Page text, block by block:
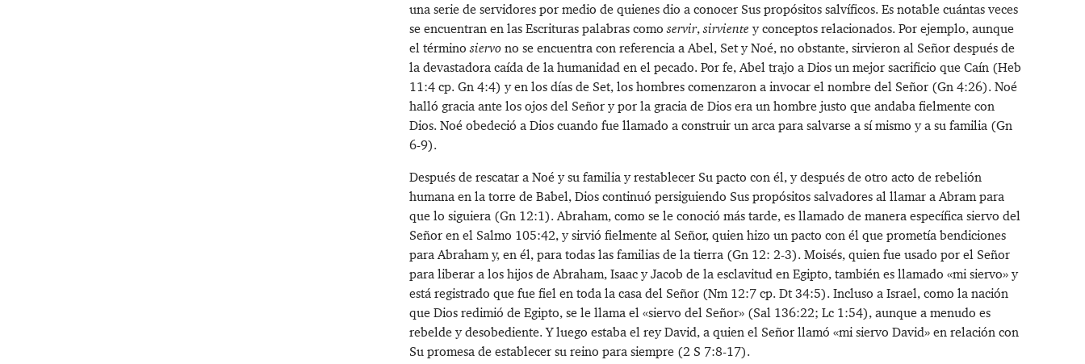
una serie de servidores por medio de quienes dio a conocer Sus propósitos salvíficos. Es notable cuántas veces
se encuentran en las Escrituras palabras comoservir,sirviente y conceptos relacionados. Por ejemplo, aunque
el términosiervono se encuentra con referencia a Abel, Set y Noé, no obstante, sirvieron al Señor después de
la devastadora caída de la humanidad en el pecado. Por fe, Abel trajo a Dios un mejor sacrificio que Caín (Heb
11:4cp. Gn 4:4) y en los días de Set, los hombres comenzaron a invocar el nombre del Señor (Gn 4:26). Noé
halló gracia ante los ojos del Señor y por la gracia de Dios era un hombre justo que andaba fielmente con
Dios. Noé obedeció a Dios cuando fue llamado a construir un arca para salvarse a sí mismo y a su familia (Gn
6-9).
Después de rescatar a Noé y su familia y restablecer Su pacto con él, y después de otro acto de rebelión
humana en la torre de Babel, Dios continuó persiguiendo Sus propósitos salvadores al llamar a Abram para
que lo siguiera (Gn 12:1). Abraham, como se le conoció más tarde, es llamado de manera específica siervo del
Señor en el Salmo 105:42, y sirvió fielmente al Señor, quien hizo un pacto con él que prometía bendiciones
para Abraham y, en él, para todas las familias de la tierra (Gn 12: 2-3). Moisés, quien fue usado por el Señor
para liberar a los hijos de Abraham, Isaac y Jacob de la esclavitud en Egipto, también es llamado «mi siervo» y
está registrado que fue fiel en toda la casa del Señor (Nm 12:7cp. Dt 34:5). Incluso a Israel, como la nación
que Dios redimió de Egipto, se le llama el «siervo del Señor» (Sal 136:22; Lc 1:54), aunque a menudo es
rebelde y desobediente. Y luego estaba el rey David, a quien el Señor llamó «mi siervo David» en relación con
Su promesa de establecer su reino para siempre (2 S 7:8-17).